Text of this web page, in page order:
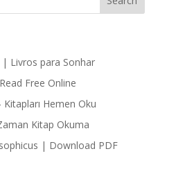
| Livros para Sonhar
Free Online
Kitapları Hemen Oku
Kitap Okuma
| Download PDF